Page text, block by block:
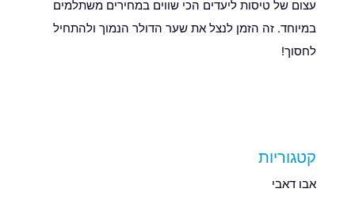
עצום של טיסות ליעדים הכי שווים במחירים משתלמים
במיוחד. זה הזמן לנצל את שער הדולר הנמוך ולהתחיל
לחסוך!
קטגוריות
אבו דאבי